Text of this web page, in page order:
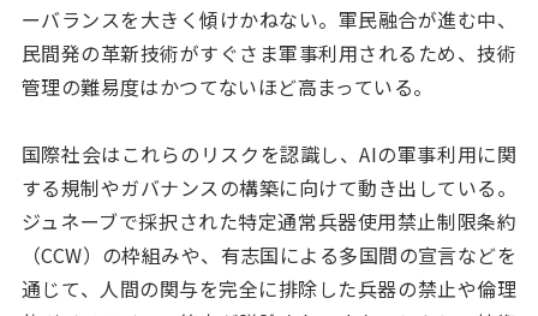
ーバランスを大きく傾けかねない。軍民融合が進む中、
民間発の革新技術がすぐさま軍事利用されるため、技術
管理の難易度はかつてないほど高まっている。
国際社会はこれらのリスクを認識し、AIの軍事利用に関
する規制やガバナンスの構築に向けて動き出している。
ジュネーブで採択された特定通常兵器使用禁止制限条約
（CCW）の枠組みや、有志国による多国間の宣言などを
通じて、人間の関与を完全に排除した兵器の禁止や倫理